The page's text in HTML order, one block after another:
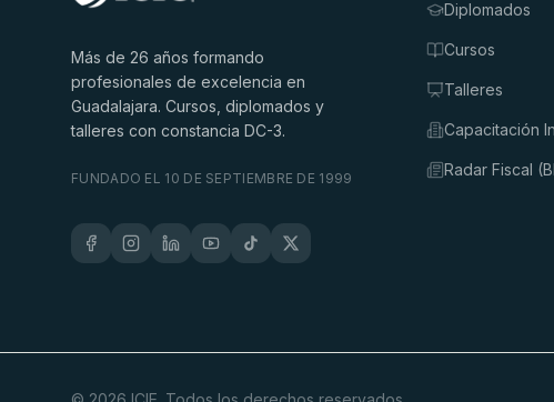
Más de 26 años formando
profesionales de excelencia en
Guadalajara. Cursos, diplomados y
talleres con constancia DC-3.
FUNDADO EL 10 DE SEPTIEMBRE DE 1999
Diplomados
Cursos
Talleres
Capacitación
Radar Fiscal